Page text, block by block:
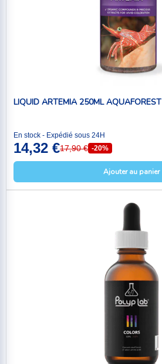
LIQUID ARTEMIA 250ML AQUAFOREST
En stock - Expédié sous 24H
14,32 €17,90 € -20%
Ajouter au panier